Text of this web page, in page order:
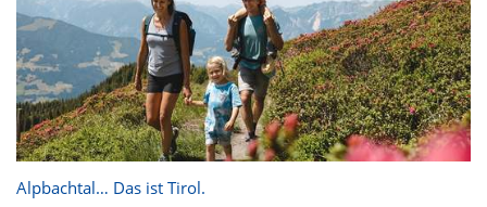
Alpbachtal… Das ist Tirol.